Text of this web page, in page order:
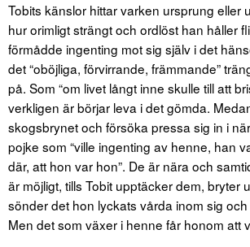
Tobits känslor hittar varken ursprung eller
hur orimligt strängt och ordlöst han håller
förmådde ingenting mot sig själv i det
det “oböjliga, förvirrande, främmande”
på. Som “om livet långt inne skulle till att
verkligen är börjar leva i det gömda.
skogsbrynet och försöka pressa sig in i
pojke som “ville ingenting av henne, han
där, att hon var hon”. De är nära och
är möjligt, tills Tobit upptäcker dem, bryter
sönder det hon lyckats vårda inom sig
Men det som växer i henne får honom att